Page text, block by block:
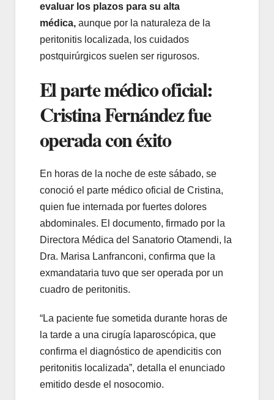
evaluar los plazos para su alta
médica, aunque por la naturaleza de la
peritonitis localizada, los cuidados
postquirúrgicos suelen ser rigurosos.
El parte médico oficial:
Cristina Fernández fue
operada con éxito
En horas de la noche de este sábado, se
conoció el parte médico oficial de Cristina,
quien fue internada por fuertes dolores
abdominales. El documento, firmado por la
Directora Médica del Sanatorio Otamendi, la
Dra. Marisa Lanfranconi, confirma que la
exmandataria tuvo que ser operada por un
cuadro de peritonitis.
“La paciente fue sometida durante horas de
la tarde a una cirugía laparoscópica, que
confirma el diagnóstico de apendicitis con
peritonitis localizada”, detalla el enunciado
emitido desde el nosocomio.